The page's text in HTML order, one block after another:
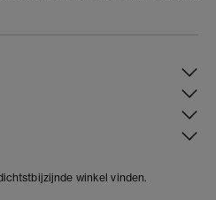
winkel vinden.